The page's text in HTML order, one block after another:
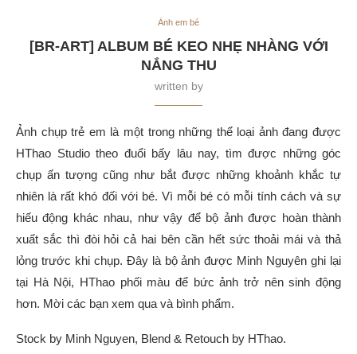
Ảnh em bé
[BR-ART] ALBUM BÉ KEO NHẸ NHÀNG VỚI
NẮNG THU
written by
Ảnh chụp trẻ em là một trong những thể loại ảnh đang được
HThao Studio theo đuổi bấy lâu nay, tìm được những góc
chụp ấn tượng cũng như bắt được những khoảnh khắc tự
nhiên là rất khó đối với bé. Vì mỗi bé có mỗi tính cách và sự
hiếu động khác nhau, như vậy để bộ ảnh được hoàn thành
xuất sắc thì đòi hỏi cả hai bên cần hết sức thoải mái và thả
lỏng trước khi chụp. Đây là bộ ảnh được Minh Nguyên ghi lại
tại Hà Nội, HThao phối màu để bức ảnh trở nên sinh động
hơn. Mời các bạn xem qua và bình phẩm.
Stock by Minh Nguyen, Blend & Retouch by HThao.